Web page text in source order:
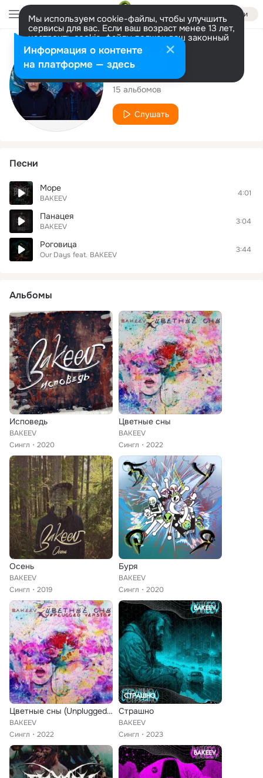
Войти
Мы используем cookie-файлы, чтобы улучшить
сервисы для вас. Если ваш возраст менее 13 лет,
настроить cookie-файлы должен ваш законный
представитель. Больше информации
Разрешить все Настроить
Исполнитель
BAKEEV
15 альбомов
Слушать
Песни
Море
BAKEEV
4:01
Панацея
BAKEEV
3:04
Роговица
Our Days feat. BAKEEV
3:44
Альбомы
Исповедь
BAKEEV
Сингл
2020
Цветные сны
BAKEEV
Сингл
2022
Осень
BAKEEV
Сингл
2019
Буря
BAKEEV
Сингл
2020
Цветные сны (Unplugged Version)
BAKEEV
Сингл
2022
Страшно
BAKEEV
Сингл
2023
Информация о контенте
на платформе — здесь